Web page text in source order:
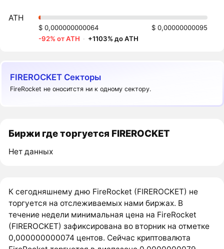
ATH
$ 0,000000000064
$ 0,00000000095
-92% от ATH · +1103% до ATH
FIREROCKET Секторы
FireRocket не оноситстя ни к одному сектору.
Биржи где торгуется FIREROCKET
Нет данных
К сегодняшнему дню FireRocket (FIREROCKET) не
торгуется на отслеживаемых нами биржах. В
течение недели минимальная цена на FireRocket
(FIREROCKET) зафиксирована во вторник на отметке
0,000000000074 центов. Сейчас криптовалюта